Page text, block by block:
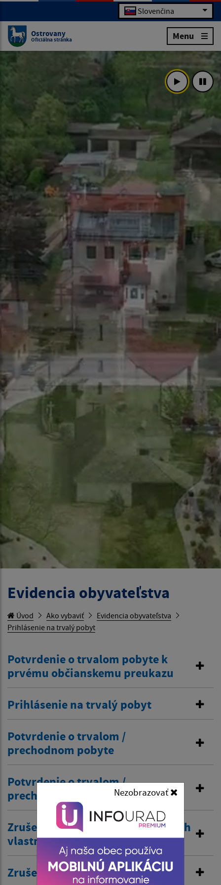
Nezobrazovať
Slovenčina
Ostrovany
Oficiálna stránka Menu
Evidencia obyvateľstva
Úvod Ako vybaviť
Evidencia obyvateľstva
Prihlásenie na trvalý pobyt
Potvrdenie o trvalom pobyte k
prvému občianskemu preukazu
Prihlásenie na trvalý pobyt
Potvrdenie o trvalom /
prechodnom pobyte
Potvrdenie o trvalom /
prechodnom pobyte
Zrušenie trvalého pobytu na návrh
vlastníka budovy
Zrušenie prechodného pobytu